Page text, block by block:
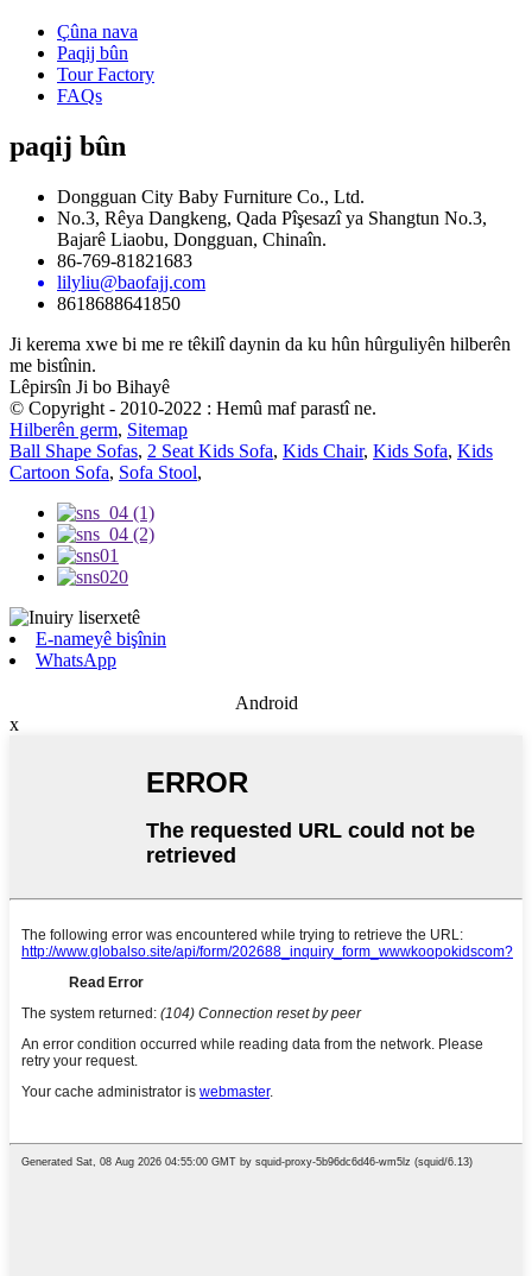
Çûna nava
Paqij bûn
Tour Factory
FAQs
paqij bûn
Dongguan City Baby Furniture Co., Ltd.
No.3, Rêya Dangkeng, Qada Pîşesazî ya Shangtun No.3,
Bajarê Liaobu, Dongguan, Chinaîn.
86-769-81821683
lilyliu@baofajj.com
8618688641850
Ji kerema xwe bi me re têkilî daynin da ku hûn hûrguliyên hilberên
me bistînin.
Lêpirsîn Ji bo Bihayê
© Copyright - 2010-2022 : Hemû maf parastî ne.
Hilberên germ, Sitemap
Ball Shape Sofas, 2 Seat Kids Sofa, Kids Chair, Kids Sofa, Kids
Cartoon Sofa, Sofa Stool,
E-nameyê bişînin
WhatsApp
Android
x